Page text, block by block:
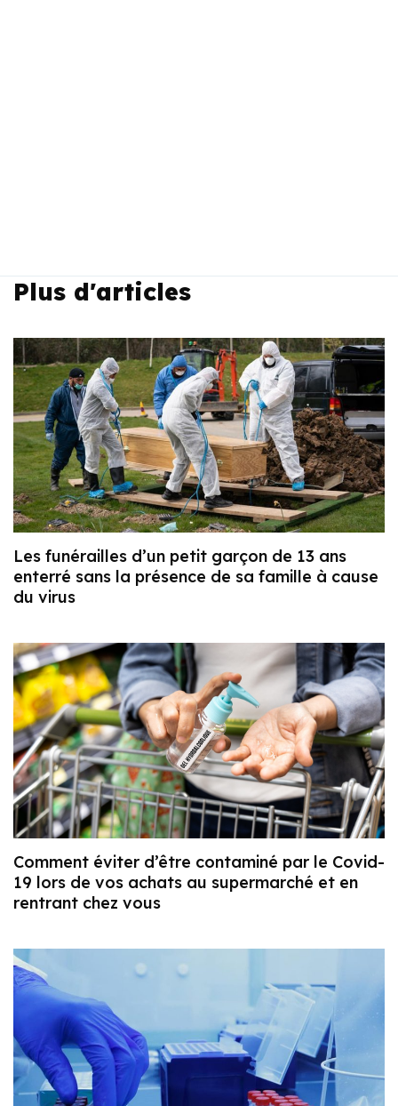
Plus d'articles
Les funérailles d’un petit garçon de 13 ans
enterré sans la présence de sa famille à cause
du virus
Comment éviter d’être contaminé par le Covid-
19 lors de vos achats au supermarché et en
rentrant chez vous